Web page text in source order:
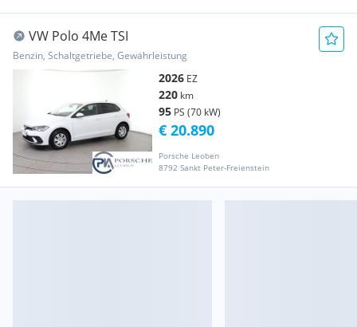
VW Polo 4Me TSI
Benzin, Schaltgetriebe, Gewährleistung
2026 EZ
220 km
95 PS (70 kW)
Porsche Leoben
8792 Sankt Peter-Freienstein
€ 20.890